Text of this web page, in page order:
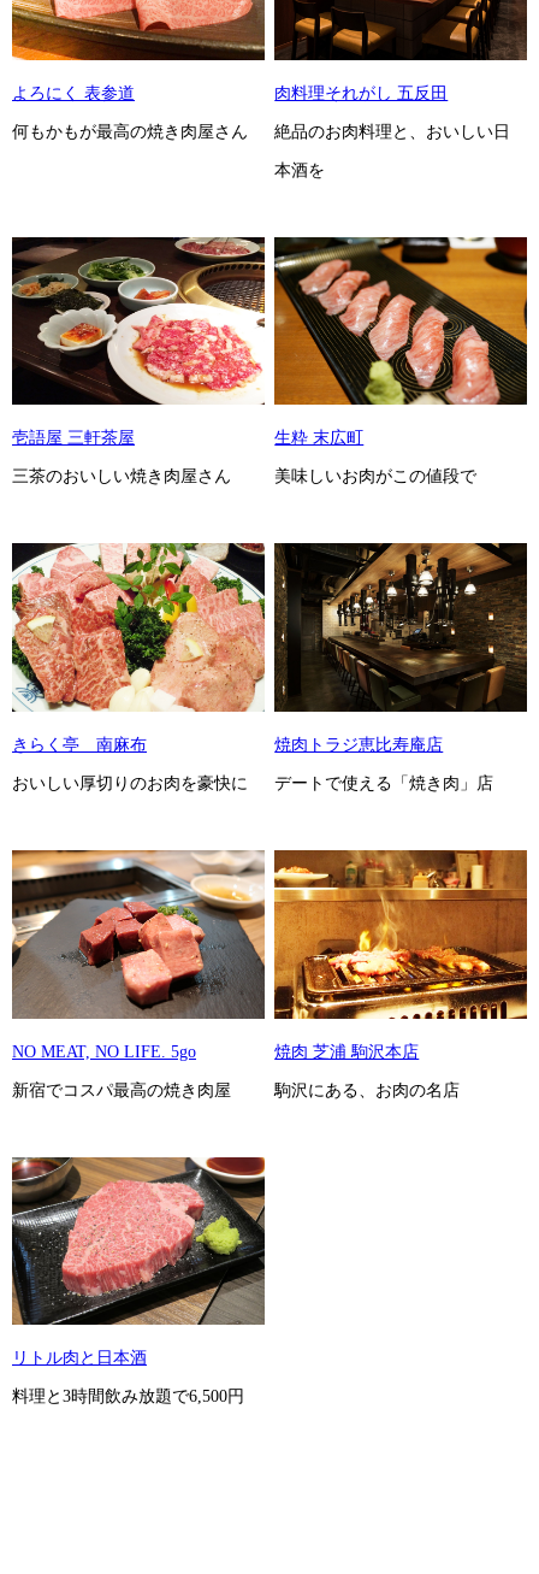
よろにく 表参道
何もかもが最高の焼き肉屋さん
肉料理それがし 五反田
絶品のお肉料理と、おいしい日
本酒を
壱語屋 三軒茶屋
三茶のおいしい焼き肉屋さん
生粋 末広町
美味しいお肉がこの値段で
きらく亭 南麻布
おいしい厚切りのお肉を豪快に
焼肉トラジ恵比寿庵店
デートで使える「焼き肉」店
NO MEAT, NO LIFE. 5go
新宿でコスパ最高の焼き肉屋
焼肉 芝浦 駒沢本店
駒沢にある、お肉の名店
リトル肉と日本酒
料理と3時間飲み放題で6,500円